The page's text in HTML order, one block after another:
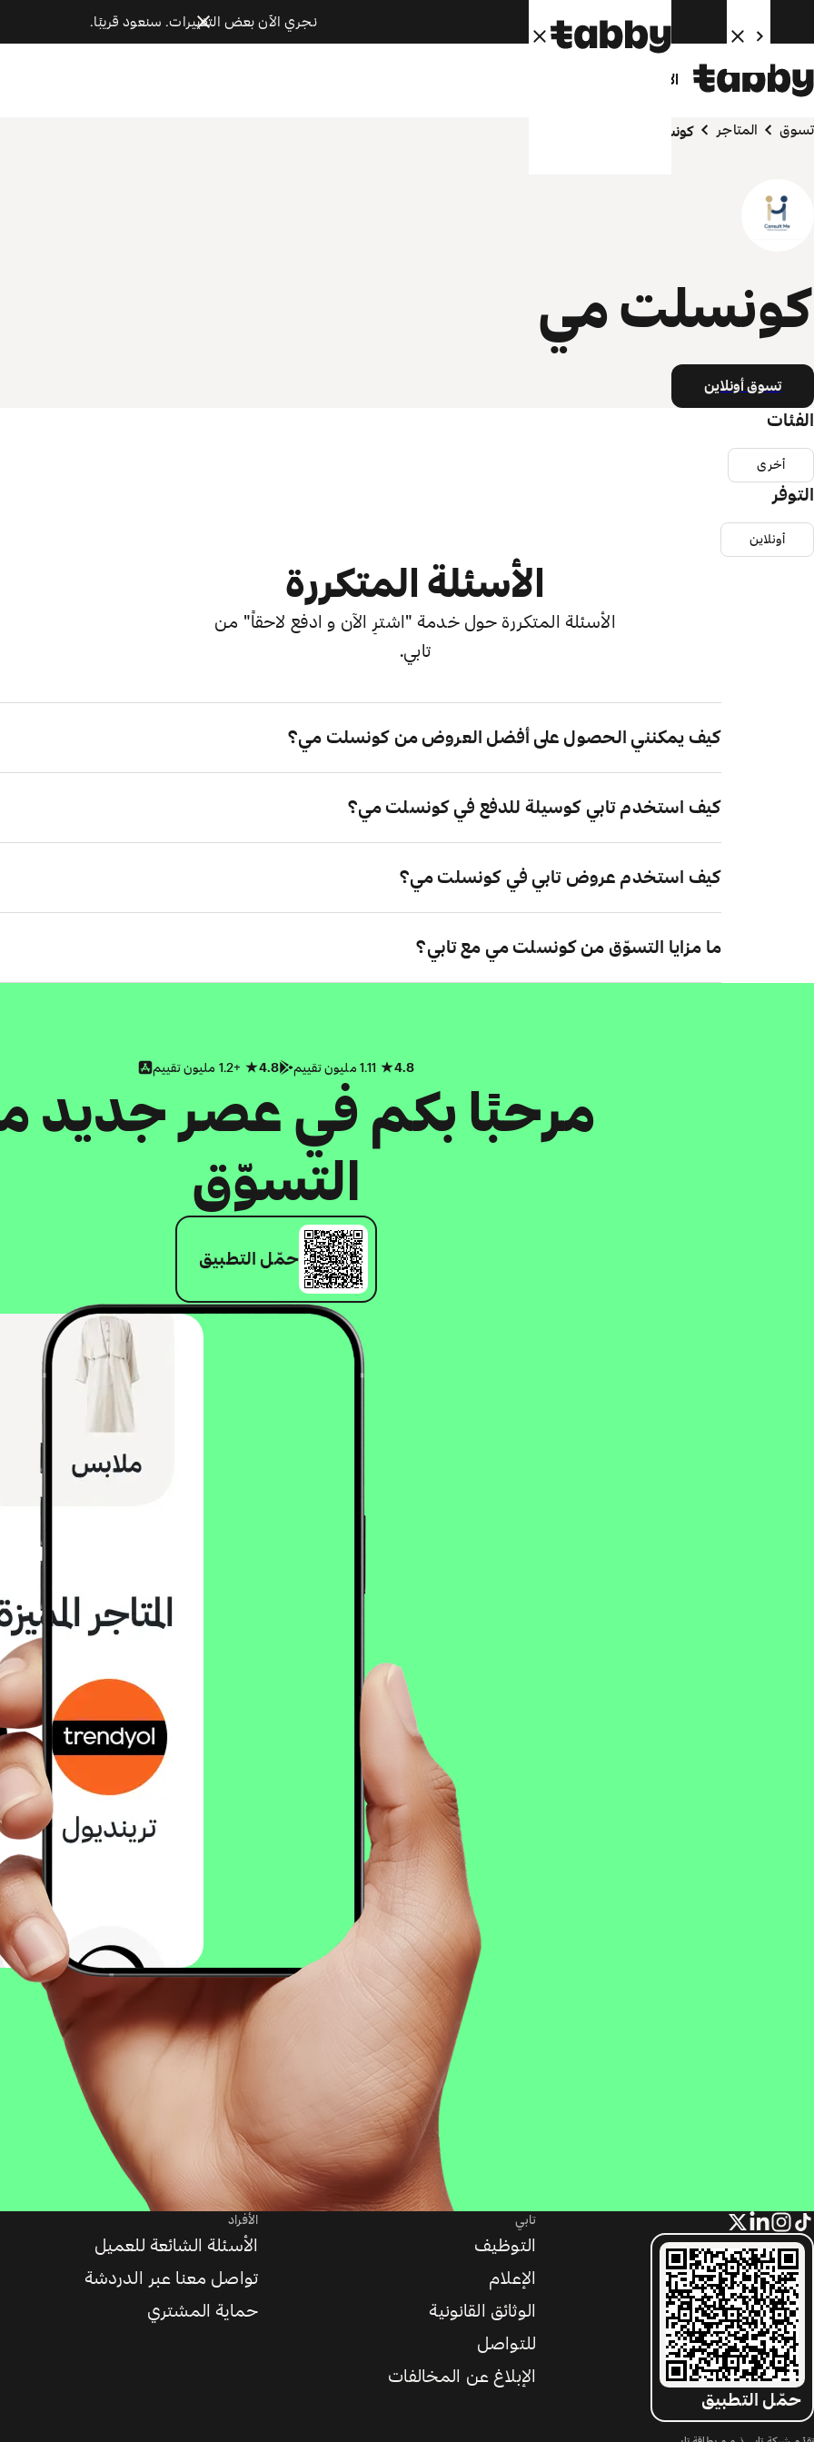
نجري الآن بعض التغييرات. سنعود قريبًا.
الأفراد
تسوق المتاجر كونسلت مي
كونسلت مي
تسوق أونلاين
الفئات
أخرى
التوفر
أونلاين
الأسئلة المتكررة
الأسئلة المتكررة حول خدمة "اشترِ الآن و ادفع لاحقاً" من
تابي.
كيف يمكنني الحصول على أفضل العروض من كونسلت مي؟
كيف استخدم تابي كوسيلة للدفع في كونسلت مي؟
كيف استخدم عروض تابي في كونسلت مي؟
ما مزايا التسوّق من كونسلت مي مع تابي؟
4.8
4.8 +1.2 مليون تقييم
مرحبًا بكم في عصر جديد
التسوّق
حمّل التطبيق
حمّل التطبيق
تابي
التوظيف
الإعلام
الوثائق القانونية
للتواصل
الإبلاغ عن المخالفات
الأفراد
الأسئلة الشائعة للعميل
تواصل معنا عبر الدردشة
حماية المشتري